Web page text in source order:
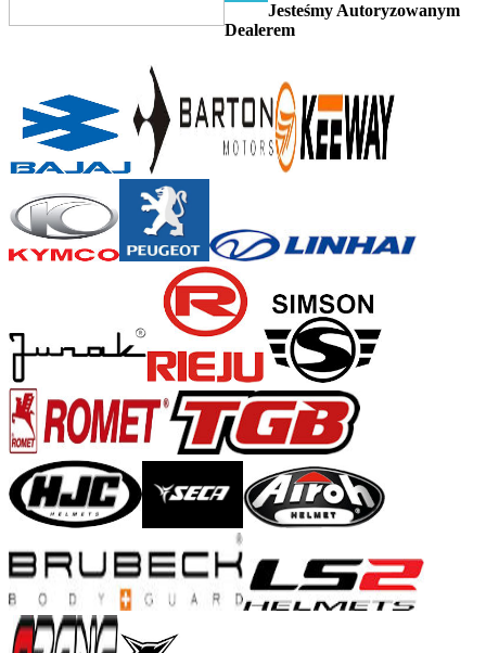
Jesteśmy Autoryzowanym
Dealerem